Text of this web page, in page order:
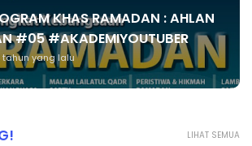
KHAS RAMADAN : AHLAN
#05 #AKADEMIYOUTUBER
tahun yang lalu
LIHAT SEMUA